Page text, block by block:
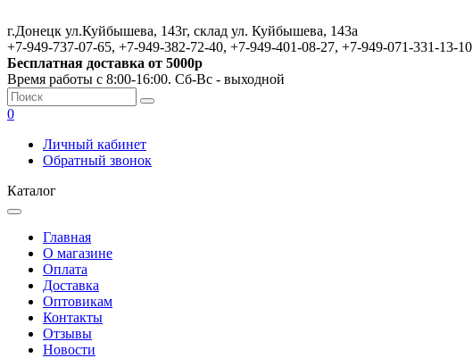
г.Донецк ул.Куйбышева, 143г, склад ул. Куйбышева, 143а
+7-949-737-07-65, +7-949-382-72-40, +7-949-401-08-27, +7-949-071-331-13-10
Бесплатная доставка от 5000р
Время работы с 8:00-16:00. Сб-Вс - выходной
0
Личный кабинет
Обратный звонок
Каталог
Главная
О магазине
Оплата
Доставка
Оптовикам
Контакты
Отзывы
Новости